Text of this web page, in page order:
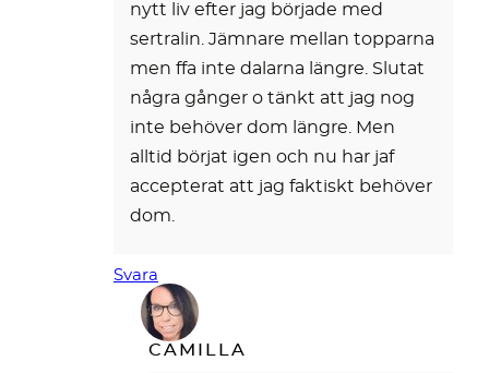
nytt liv efter jag började med
sertralin. Jämnare mellan topparna
men ffa inte dalarna längre. Slutat
några gånger o tänkt att jag nog
inte behöver dom längre. Men
alltid börjat igen och nu har jaf
accepterat att jag faktiskt behöver
dom.
Svara
CAMILLA